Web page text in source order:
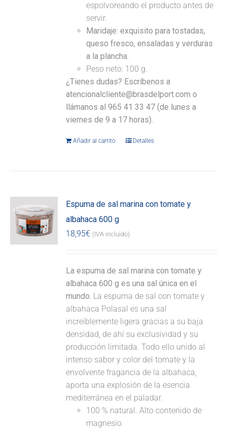
espolvoreando el producto antes de
servir.
Maridaje: exquisito para tostadas,
queso fresco, ensaladas y verduras
a la plancha.
Peso neto: 100 g.
¿Tienes dudas? Escríbenos a
atencionalcliente@brasdelport.com o
llámanos al 965 41 33 47 (de lunes a
viernes de 9 a 17 horas).
Añadir al carrito Detalles
Espuma de sal marina con tomate y
albahaca 600 g
18,95€ (IVA incluido)
La espuma de sal marina con tomate y
albahaca 600 g es una sal única en el
mundo. La espuma de sal con tomate y
albahaca Polasal es una sal
increíblemente ligera gracias a su baja
densidad, de ahí su exclusividad y su
producción limitada. Todo ello unido al
intenso sabor y color del tomate y la
envolvente fragancia de la albahaca,
aporta una explosión de la esencia
mediterránea en el paladar.
100 % natural. Alto contenido de
magnesio.